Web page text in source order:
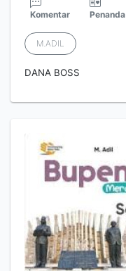
Komentar Penanda
M.ADIL
DANA BOSS